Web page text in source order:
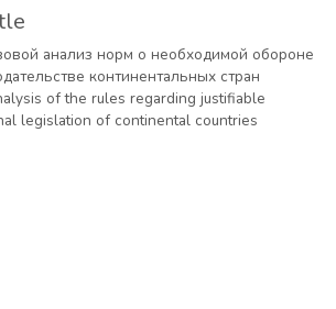
анализ норм о необходимой обороне
континентальных стран
of the rules regarding justifiable
legislation of continental countries